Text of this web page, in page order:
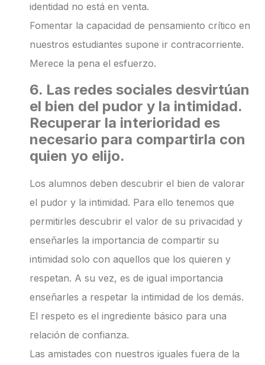
identidad no está en venta.
Fomentar la capacidad de pensamiento crítico en
nuestros estudiantes supone ir contracorriente.
Merece la pena el esfuerzo.
6. Las redes sociales desvirtúan
el bien del pudor y la intimidad.
Recuperar la interioridad es
necesario para compartirla con
quien yo elijo.
Los alumnos deben descubrir el bien de valorar
el pudor y la intimidad. Para ello tenemos que
permitirles descubrir el valor de su privacidad y
enseñarles la importancia de compartir su
intimidad solo con aquellos que los quieren y
respetan. A su vez, es de igual importancia
enseñarles a respetar la intimidad de los demás.
El respeto es el ingrediente básico para una
relación de confianza.
Las amistades con nuestros iguales fuera de la